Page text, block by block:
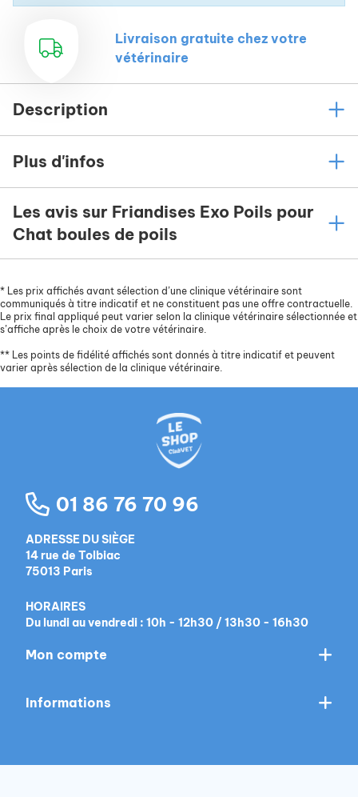
Livraison gratuite chez votre
vétérinaire
Description
Plus d'infos
Les avis sur Friandises Exo Poils pour
Chat boules de poils
* Les prix affichés avant sélection d’une clinique vétérinaire sont
communiqués à titre indicatif et ne constituent pas une offre contractuelle.
Le prix final appliqué peut varier selon la clinique vétérinaire sélectionnée et
s’affiche après le choix de votre vétérinaire.
** Les points de fidélité affichés sont donnés à titre indicatif et peuvent
varier après sélection de la clinique vétérinaire.
01 86 76 70 96
ADRESSE DU SIÈGE
14 rue de Tolbiac
75013 Paris
HORAIRES
Du lundi au vendredi : 10h - 12h30 / 13h30 - 16h30
Mon compte
Informations